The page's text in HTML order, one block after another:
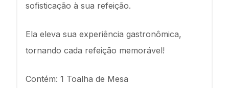
sofisticação à sua refeição.
Ela eleva sua experiência gastronômica,
tornando cada refeição memorável!
Contém: 1 Toalha de Mesa